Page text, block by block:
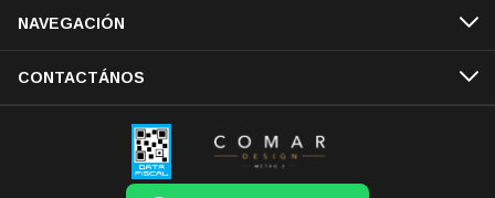
NAVEGACIÓN
CONTACTÁNOS